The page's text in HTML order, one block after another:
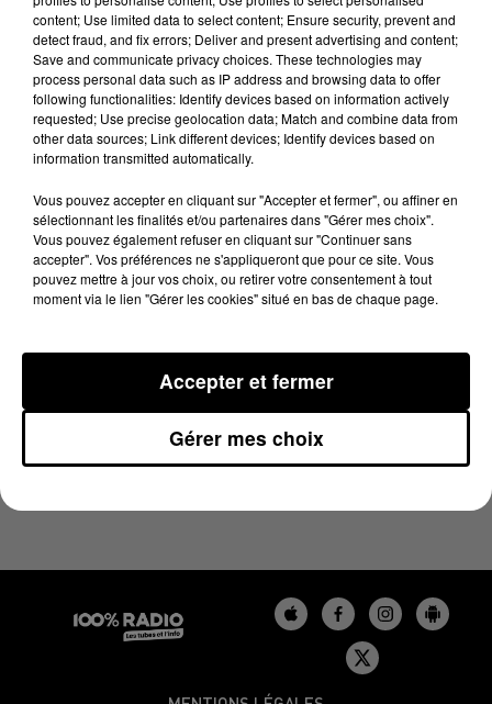
Lecture (4 min 23 sec)
100%
23 mai 2025 - 4 min 23 sec
LES INFOS DU TARN DU 23/05/2025 À 08H30
content; Use limited data to select content; Ensure security, prevent and
detect fraud, and fix errors; Deliver and present advertising and content;
Save and communicate privacy choices. These technologies may
process personal data such as IP address and browsing data to offer
following functionalities: Identify devices based on information actively
requested; Use precise geolocation data; Match and combine data from
other data sources; Link different devices; Identify devices based on
information transmitted automatically.
Vous pouvez accepter en cliquant sur "Accepter et fermer", ou affiner en
sélectionnant les finalités et/ou partenaires dans "Gérer mes choix".
Vous pouvez également refuser en cliquant sur "Continuer sans
accepter". Vos préférences ne s'appliqueront que pour ce site. Vous
pouvez mettre à jour vos choix, ou retirer votre consentement à tout
moment via le lien "Gérer les cookies" situé en bas de chaque page.
Gérer mes choix
Accepter et fermer